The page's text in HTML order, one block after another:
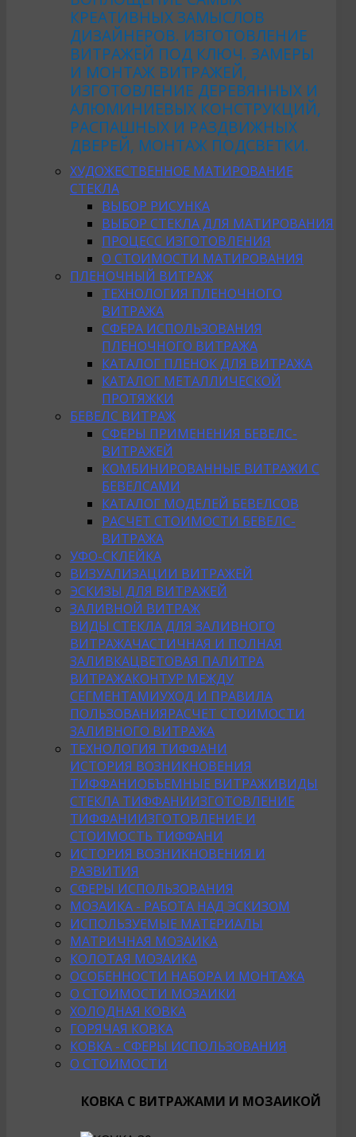
КРЕАТИВНЫХ ЗАМЫСЛОВ
ДИЗАЙНЕРОВ. ИЗГОТОВЛЕНИЕ
ВИТРАЖЕЙ ПОД КЛЮЧ. ЗАМЕРЫ
И МОНТАЖ ВИТРАЖЕЙ,
ИЗГОТОВЛЕНИЕ ДЕРЕВЯННЫХ И
АЛЮМИНИЕВЫХ КОНСТРУКЦИЙ,
РАСПАШНЫХ И РАЗДВИЖНЫХ
ДВЕРЕЙ, МОНТАЖ ПОДСВЕТКИ.
ХУДОЖЕСТВЕННОЕ МАТИРОВАНИЕ
СТЕКЛА
ВЫБОР РИСУНКА
ВЫБОР СТЕКЛА ДЛЯ МАТИРОВАНИЯ
ПРОЦЕСС ИЗГОТОВЛЕНИЯ
О СТОИМОСТИ МАТИРОВАНИЯ
ПЛЕНОЧНЫЙ ВИТРАЖ
ТЕХНОЛОГИЯ ПЛЕНОЧНОГО
ВИТРАЖА
СФЕРА ИСПОЛЬЗОВАНИЯ
ПЛЕНОЧНОГО ВИТРАЖА
КАТАЛОГ ПЛЕНОК ДЛЯ ВИТРАЖА
КАТАЛОГ МЕТАЛЛИЧЕСКОЙ
ПРОТЯЖКИ
БЕВЕЛС ВИТРАЖ
СФЕРЫ ПРИМЕНЕНИЯ БЕВЕЛС-
ВИТРАЖЕЙ
КОМБИНИРОВАННЫЕ ВИТРАЖИ С
БЕВЕЛСАМИ
КАТАЛОГ МОДЕЛЕЙ БЕВЕЛСОВ
РАСЧЕТ СТОИМОСТИ БЕВЕЛС-
ВИТРАЖА
УФО-СКЛЕЙКА
ВИЗУАЛИЗАЦИИ ВИТРАЖЕЙ
ЭСКИЗЫ ДЛЯ ВИТРАЖЕЙ
ЗАЛИВНОЙ ВИТРАЖ
ВИДЫ СТЕКЛА ДЛЯ ЗАЛИВНОГО
ВИТРАЖАЧАСТИЧНАЯ И ПОЛНАЯ
ЗАЛИВКАЦВЕТОВАЯ ПАЛИТРА
ВИТРАЖАКОНТУР МЕЖДУ
СЕГМЕНТАМИУХОД И ПРАВИЛА
ПОЛЬЗОВАНИЯРАСЧЕТ СТОИМОСТИ
ЗАЛИВНОГО ВИТРАЖА
ТЕХНОЛОГИЯ ТИФФАНИ
ИСТОРИЯ ВОЗНИКНОВЕНИЯ
ТИФФАНИОБЪЕМНЫЕ ВИТРАЖИВИДЫ
СТЕКЛА ТИФФАНИИЗГОТОВЛЕНИЕ
ТИФФАНИИЗГОТОВЛЕНИЕ И
СТОИМОСТЬ ТИФФАНИ
ИСТОРИЯ ВОЗНИКНОВЕНИЯ И
РАЗВИТИЯ
СФЕРЫ ИСПОЛЬЗОВАНИЯ
МОЗАИКА - РАБОТА НАД ЭСКИЗОМ
ИСПОЛЬЗУЕМЫЕ МАТЕРИАЛЫ
МАТРИЧНАЯ МОЗАИКА
КОЛОТАЯ МОЗАИКА
ОСОБЕННОСТИ НАБОРА И МОНТАЖА
О СТОИМОСТИ МОЗАИКИ
ХОЛОДНАЯ КОВКА
ГОРЯЧАЯ КОВКА
КОВКА - СФЕРЫ ИСПОЛЬЗОВАНИЯ
О СТОИМОСТИ
КОВКА С ВИТРАЖАМИ И МОЗАИКОЙ